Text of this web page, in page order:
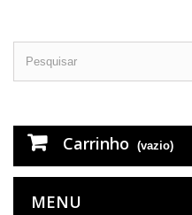
Carrinho (vazio)
MENU